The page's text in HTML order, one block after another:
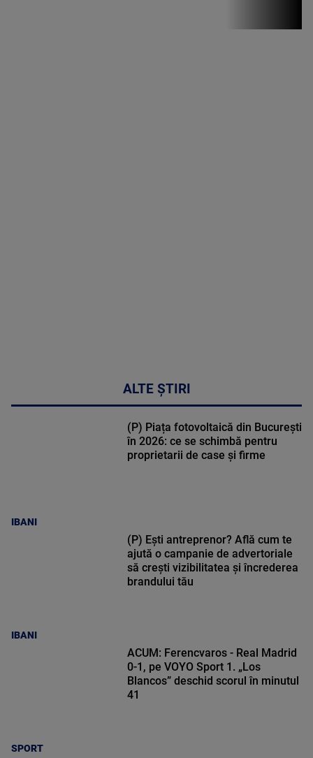
Stirile PRO TV
ALTE ȘTIRI
IBANI
(P) Piața fotovoltaică din București
în 2026: ce se schimbă pentru
proprietarii de case și firme
IBANI
(P) Ești antreprenor? Află cum te
ajută o campanie de advertoriale
să crești vizibilitatea și încrederea
brandului tău
SPORT
ACUM: Ferencvaros - Real Madrid
0-1, pe VOYO Sport 1. „Los
Blancos” deschid scorul în minutul
41